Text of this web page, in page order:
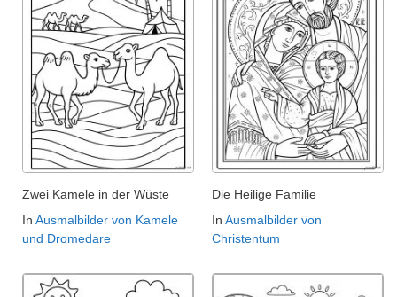
Zwei Kamele in der Wüste
In Ausmalbilder von Kamele
und Dromedare
Die Heilige Familie
In Ausmalbilder von
Christentum